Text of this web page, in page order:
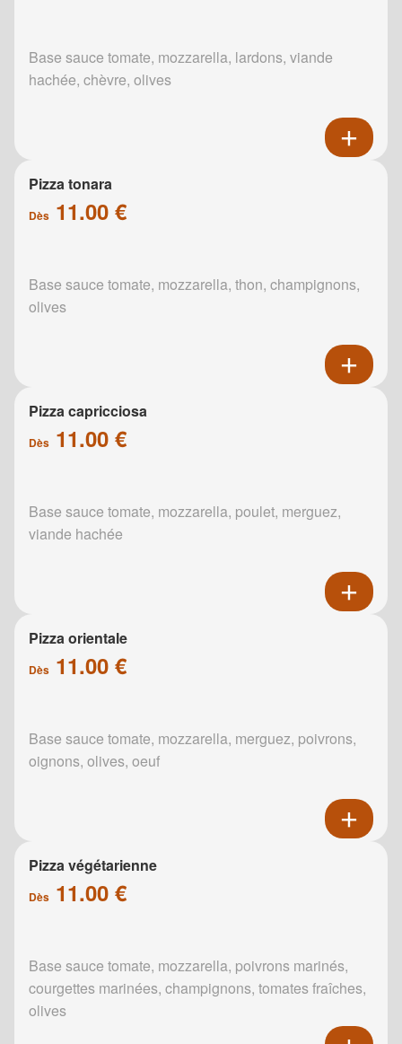
Base sauce tomate, mozzarella, lardons, viande
hachée, chèvre, olives
Pizza tonara
Dès 11.00 €
Base sauce tomate, mozzarella, thon, champignons,
olives
Pizza capricciosa
Dès 11.00 €
Base sauce tomate, mozzarella, poulet, merguez,
viande hachée
Pizza orientale
Dès 11.00 €
Base sauce tomate, mozzarella, merguez, poivrons,
oignons, olives, oeuf
Pizza végétarienne
Dès 11.00 €
Base sauce tomate, mozzarella, poivrons marinés,
courgettes marinées, champignons, tomates fraîches,
olives